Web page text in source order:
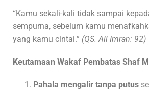
“Kamu sekali-kali tidak sampai
sempurna, sebelum kamu
yang kamu cintai.” (QS. Ali Imran: 92)
Keutamaan Wakaf Pembatas Shaf
Pahala mengalir tanpa putus